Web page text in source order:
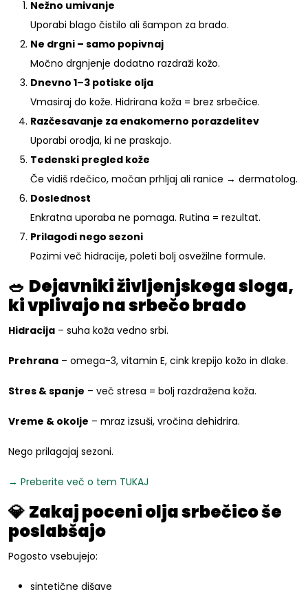
Nežno umivanje
Uporabi blago čistilo ali šampon za brado.
Ne drgni – samo popivnaj
Močno drgnjenje dodatno razdraži kožo.
Dnevno 1–3 potiske olja
Vmasiraj do kože. Hidrirana koža = brez srbečice.
Razčesavanje za enakomerno porazdelitev
Uporabi orodja, ki ne praskajo.
Tedenski pregled kože
Če vidiš rdečico, močan prhljaj ali ranice → dermatolog.
Doslednost
Enkratna uporaba ne pomaga. Rutina = rezultat.
Prilagodi nego sezoni
Pozimi več hidracije, poleti bolj osvežilne formule.
🥗 Dejavniki življenjskega sloga,
ki vplivajo na srbečo brado
Hidracija – suha koža vedno srbi.
Prehrana – omega-3, vitamin E, cink krepijo kožo in dlake.
Stres & spanje – več stresa = bolj razdražena koža.
Vreme & okolje – mraz izsuši, vročina dehidrira.
Nego prilagajaj sezoni.
→ Preberite več o tem TUKAJ
💎 Zakaj poceni olja srbečico še
poslabšajo
Pogosto vsebujejo:
sintetične dišave